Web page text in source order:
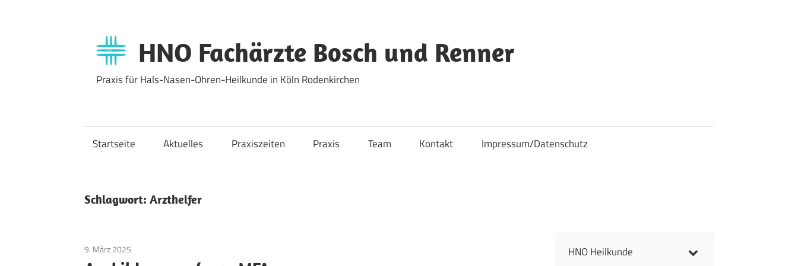
springen
HNO Fachärzte Bosch und Renner
Praxis für Hals-Nasen-Ohren-Heilkunde in Köln Rodenkirchen
Startseite Aktuelles Praxiszeiten Praxis Team Kontakt Impressum/Datenschutz
Schlagwort: Arzthelfer
9. März 2025 HNO Heilkunde